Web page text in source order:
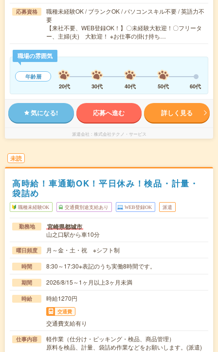
応募資格
職種未経験OK / ブランクOK / パソコンスキル不要 / 英語力不
要
【来社不要、WEB登録OK！】〇未経験大歓迎！〇フリータ
ー、主婦(夫) 大歓迎！ ※お仕事の掛け持ち…
職場の雰囲気
年齢層
20代
30代 40代 50代 60代
気になる! 応募へ進む 詳しく見る
派遣会社 株式会社テクノ・サービス
未読
高時給！車通勤OK！平日休み！検品・計量・
袋詰め
職種未経験OK 交通費別途支給あり WEB登録OK 派遣
勤務地 宮崎県都城市
山之口駅から車10分
曜日頻度 月～金・土・祝 ※シフト制
時間 8:30～17:30※表記のうち実働8時間です。
期間 2026/8/15～1ヶ月以上3ヶ月未満
時給 時給1270円
交通費
交通費支給有り
仕事内容
軽作業（仕分け・ピッキング・検品、商品管理）
原料を検品、計量、袋詰め作業などをお願いします。(派遣)